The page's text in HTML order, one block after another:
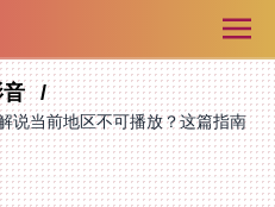
音
说当前地区不可播放？这篇指南